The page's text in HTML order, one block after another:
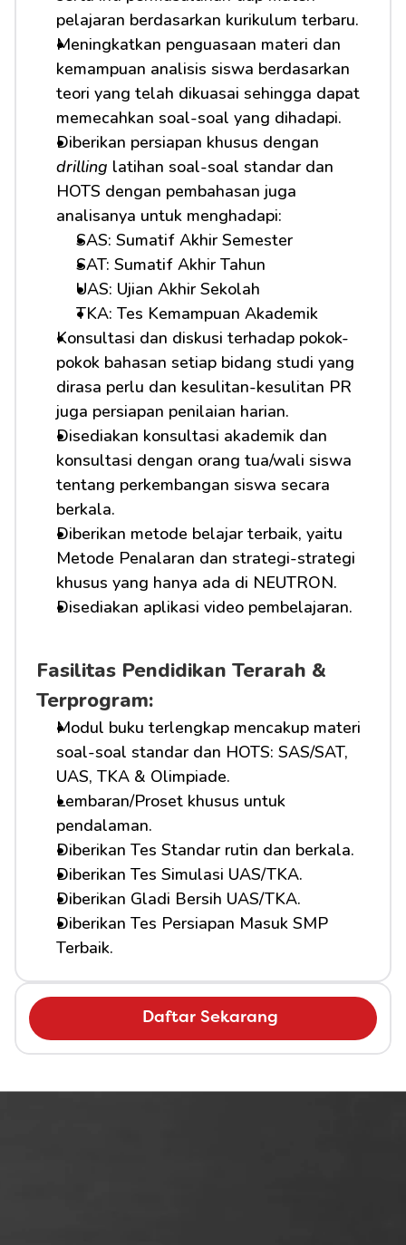
Daftar Sekarang
pelajaran berdasarkan kurikulum terbaru.
Meningkatkan penguasaan materi dan
kemampuan analisis siswa berdasarkan
teori yang telah dikuasai sehingga dapat
memecahkan soal-soal yang dihadapi.
drilling latihan soal-soal standar dan
HOTS dengan pembahasan juga
analisanya untuk menghadapi:
SAS: Sumatif Akhir Semester
SAT: Sumatif Akhir Tahun
UAS: Ujian Akhir Sekolah
TKA: Tes Kemampuan Akademik
Konsultasi dan diskusi terhadap pokok-
pokok bahasan setiap bidang studi yang
dirasa perlu dan kesulitan-kesulitan PR
juga persiapan penilaian harian.
Disediakan konsultasi akademik dan
konsultasi dengan orang tua/wali siswa
tentang perkembangan siswa secara
berkala.
Diberikan metode belajar terbaik, yaitu
Metode Penalaran dan strategi-strategi
khusus yang hanya ada di NEUTRON.
Disediakan aplikasi video pembelajaran.
Fasilitas Pendidikan Terarah &
Terprogram:
Modul buku terlengkap mencakup materi
soal-soal standar dan HOTS: SAS/SAT,
UAS, TKA & Olimpiade.
Lembaran/Proset khusus untuk
pendalaman.
Diberikan Tes Standar rutin dan berkala.
Diberikan Tes Simulasi UAS/TKA.
Diberikan Gladi Bersih UAS/TKA.
Diberikan Tes Persiapan Masuk SMP
Terbaik.